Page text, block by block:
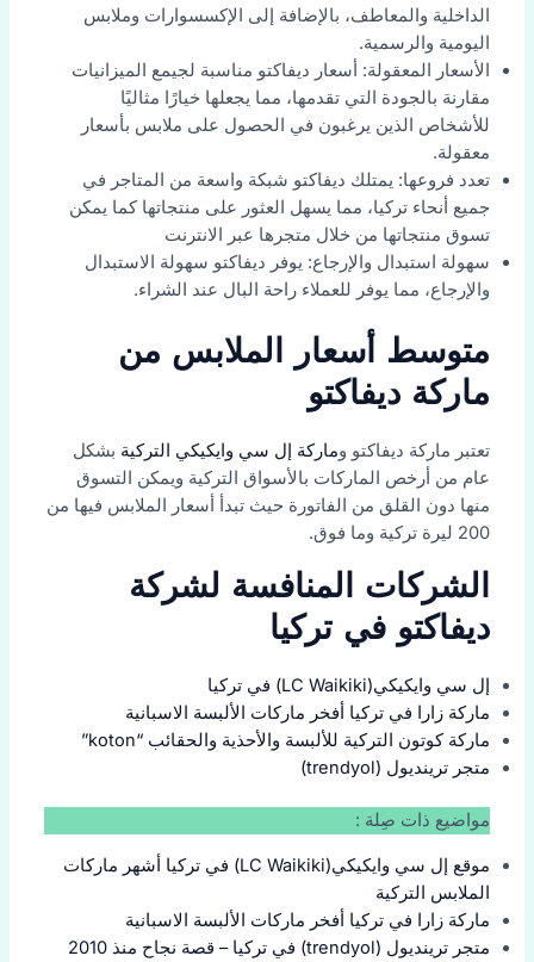
الداخلية والمعاطف، بالإضافة إلى الإكسسوارات وملابس
اليومية والرسمية.
الأسعار المعقولة: أسعار ديفاكتو مناسبة لجيمع الميزانيات
مقارنة بالجودة التي تقدمها، مما يجعلها خيارًا مثاليًا
للأشخاص الذين يرغبون في الحصول على ملابس بأسعار
معقولة.
تعدد فروعها: يمتلك ديفاكتو شبكة واسعة من المتاجر في
جميع أنحاء تركيا، مما يسهل العثور على منتجاتها كما يمكن
تسوق منتجاتها من خلال متجرها عبر الانترنت
سهولة استبدال والإرجاع: يوفر ديفاكتو سهولة الاستبدال
والإرجاع، مما يوفر للعملاء راحة البال عند الشراء.
متوسط أسعار الملابس من
ماركة ديفاكتو
تعتبر ماركة ديفاكتو وماركة إل سي وايكيكي التركية بشكل
عام من أرخص الماركات بالأسواق التركية ويمكن التسوق
منها دون القلق من الفاتورة حيث تبدأ أسعار الملابس فيها من
200 ليرة تركية وما فوق.
الشركات المنافسة لشركة
ديفاكتو في تركيا
إل سي وايكيكي(LC Waikiki) في تركيا
ماركة زارا في تركيا أفخر ماركات الألبسة الاسبانية
ماركة كوتون التركية للألبسة والأحذية والحقائب “koton”
متجر ترينديول (trendyol)
مواضيع ذات صِلة :
موقع إل سي وايكيكي(LC Waikiki) في تركيا أشهر ماركات
الملابس التركية
ماركة زارا في تركيا أفخر ماركات الألبسة الاسبانية
متجر ترينديول (trendyol) في تركيا – قصة نجاح منذ 2010